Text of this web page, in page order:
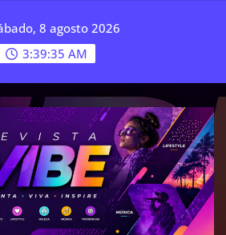
8 agosto 2026
3:39:37 AM